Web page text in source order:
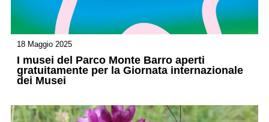
18 Maggio 2025
I musei del Parco Monte Barro aperti
gratuitamente per la Giornata internazionale
dei Musei